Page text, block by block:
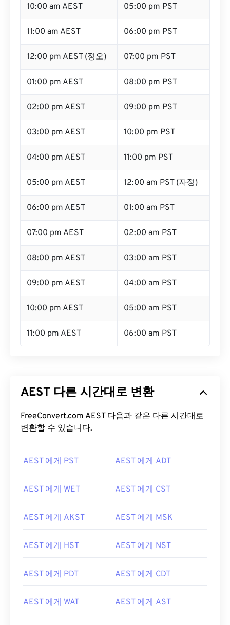
10:00 am AEST 05:00 pm PST
11:00 am AEST 06:00 pm PST
12:00 pm AEST (정오) 07:00 pm PST
01:00 pm AEST 08:00 pm PST
02:00 pm AEST 09:00 pm PST
03:00 pm AEST 10:00 pm PST
04:00 pm AEST 11:00 pm PST
05:00 pm AEST 12:00 am PST (자정)
06:00 pm AEST 01:00 am PST
07:00 pm AEST 02:00 am PST
08:00 pm AEST 03:00 am PST
09:00 pm AEST 04:00 am PST
10:00 pm AEST 05:00 am PST
11:00 pm AEST 06:00 am PST
AEST 다른 시간대로 변환
FreeConvert.com AEST 다음과 같은 다른 시간대로
변환할 수 있습니다.
AEST 에게 PST AEST 에게 ADT
AEST 에게 WET AEST 에게 CST
AEST 에게 AKST AEST 에게 MSK
AEST 에게 HST AEST 에게 NST
AEST 에게 PDT AEST 에게 CDT
AEST 에게 WAT AEST 에게 AST